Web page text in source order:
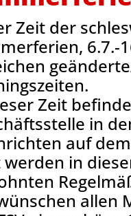
und
Zeit der
6.7.-
Zeit
in
auf
werden in
allen